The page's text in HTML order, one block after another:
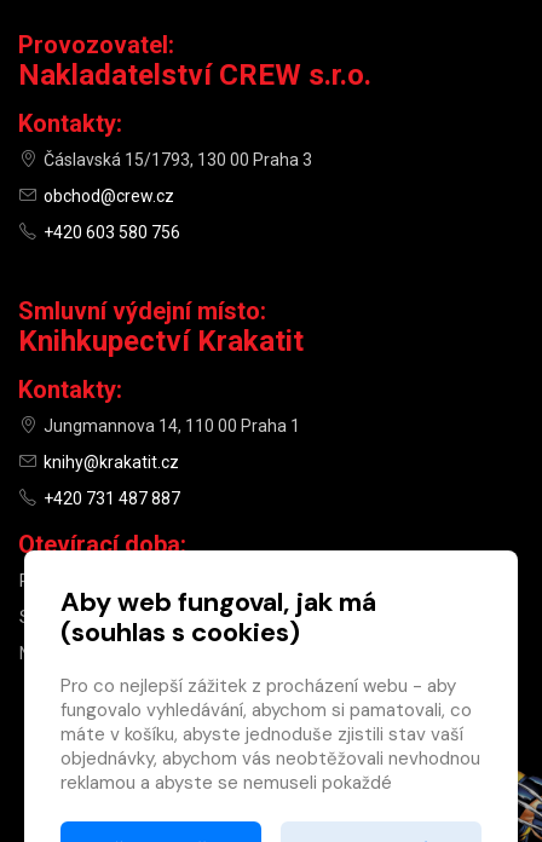
×
Máte u nás již
registrovaný
účet?
Provozovatel:
Nakladatelství CREW s.r.o.
Kontakty:
Čáslavská 15/1793, 130 00 Praha 3
obchod@crew.cz
+420 603 580 756
Smluvní výdejní místo:
Knihkupectví Krakatit
Kontakty:
Jungmannova 14, 110 00 Praha 1
knihy@krakatit.cz
+420 731 487 887
Otevírací doba:
PO–PÁ
SO
10:00–13:00
NE
Aby web fungoval, jak má
(souhlas s cookies)
Pro co nejlepší zážitek z procházení webu - aby
fungovalo vyhledávání, abychom si pamatovali, co
máte v košíku, abyste jednoduše zjistili stav vaší
objednávky, abychom vás neobtěžovali nevhodnou
reklamou a abyste se nemuseli pokaždé